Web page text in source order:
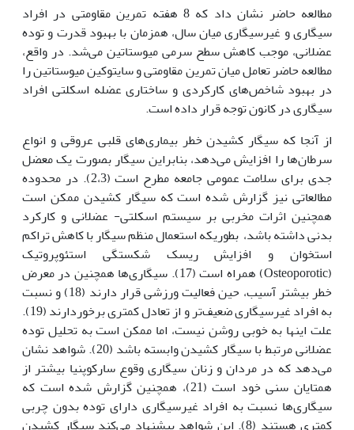
مطالعه حاضر نشان داد که 8 هفته تمرین مقاومتی در افراد
سیگاری و غیرسیگاری میان سال، همزمان با بهبود قدرت و توده
عضلانی، موجب کاهش سطح سرمی میوستاتین می‌شد. در واقع،
مطالعه حاضر تعامل میان تمرین مقاومتی و سایتوکین میوستاتین را
در بهبود شاخص‌های کارکردی و ساختاری عضله اسکلتی افراد
سیگاری در کانون توجه قرار داده است.
از آنجا که سیگار کشیدن خطر بیماری‌های قلبی عروقی و انواع
سرطان‌ها را افزایش می‌دهد، بنابراین سیگار بصورت یک معضل
جدی برای سلامت عمومی جامعه مطرح است (2،3). در محدوده
مطالعاتی نیز گزارش شده است که سیگار کشیدن ممکن است
همچنین اثرات مخربی بر سیستم اسکلتی- عضلانی و کارکرد
بدنی داشته باشد، بطوریکه استعمال منظم سیگار با کاهش تراکم
استخوان و افزایش ریسک شکستگی استئوپروتیک
(Osteoporotic) همراه است (17). سیگاری‌ها همچنین در معرض
خطر بیشتر آسیب، حین فعالیت ورزشی قرار دارند (18) و نسبت
به افراد غیرسیگاری ضعیف‌تر و از تعادل کمتری برخوردارند (19).
علت اینها به خوبی روشن نیست، اما ممکن است به تحلیل توده
عضلانی مرتبط با سیگار کشیدن وابسته باشد (20). شواهد نشان
می‌دهد که در مردان و زنان سیگاری وقوع سارکوپنیا بیشتر از
همتایان سنی خود است (21)، همچنین گزارش شده است که
سیگاری‌ها نسبت به افراد غیرسیگاری دارای توده بدون چربی
کمتری هستند (8). این شواهد پیشنهاد می‌کند سیگار کشیدن